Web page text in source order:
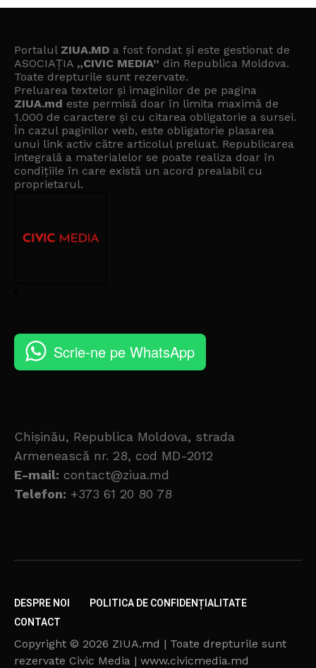
Portalul ZIUA.MD a fost fondat și este gestionat de
ASOCIAȚIA „CIVIC MEDIA” din Republica Moldova.
Toate drepturile sunt rezervate.
Preluarea textelor și imaginilor de pe pagina
ZIUA.md este permisă doar în limita maximă de
1.000 de caractere și cu citarea obligatorie a sursei.
În cazul paginilor web, este obligatorie plasarea
unui link activ către articolul preluat. Republicarea
integrală a materialelor se poate realiza doar în
condițiile în care există un acord prealabil cu
proprietarul.
Scrie-ne pe WhatsApp
Chișinău, Republica Moldova, strada
Armenească nr. 28, cod MD-2012
E-mail: contact@ziua.md
Telefon: +373 61 20 80 78
DESPRE NOI
POLITICA DE CONFIDENȚIALITATE
CONTACT
Copyright © 2026 ZIUA.md | Toate drepturile sunt
rezervate Civic Media | www.civicmedia.md